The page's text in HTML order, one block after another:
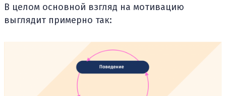
В целом основной взгляд на мотивацию
выглядит примерно так: